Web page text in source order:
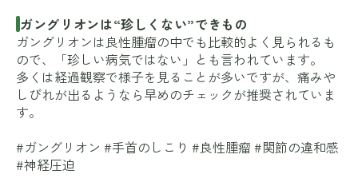
ガングリオンは“珍しくない”できもの
ガングリオンは良性腫瘤の中でも比較的よく見られるも
ので、「珍しい病気ではない」とも言われています。
多くは経過観察で様子を見ることが多いですが、痛みや
しびれが出るようなら早めのチェックが推奨されていま
す。
#ガングリオン #手首のしこり #良性腫瘤 #関節の違和感
#神経圧迫